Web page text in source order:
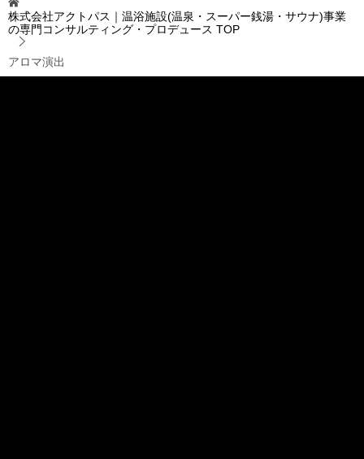
株式会社アクトパス｜温浴施設(温泉・スーパー銭湯・サウナ)事業
の専門コンサルティング・プロデュース TOP
アロマ演出